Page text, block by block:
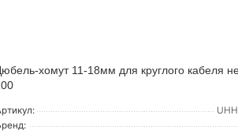
хомут 11-18мм для круглого кабеля